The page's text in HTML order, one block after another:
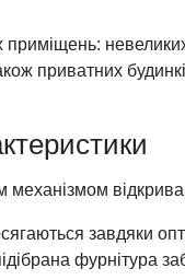
приватних
механізмом
завдяки
фурнітура